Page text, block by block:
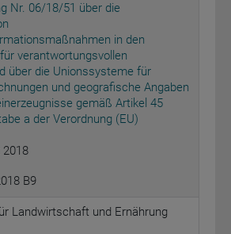
Nr. 06/18/51 über die
in den
verantwortungsvollen
über die Unionssysteme für
und geografische Angaben
gemäß Artikel 45
a der Verordnung (EU)
2018
B9
Landwirtschaft und Ernährung